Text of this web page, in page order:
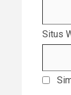
Situs